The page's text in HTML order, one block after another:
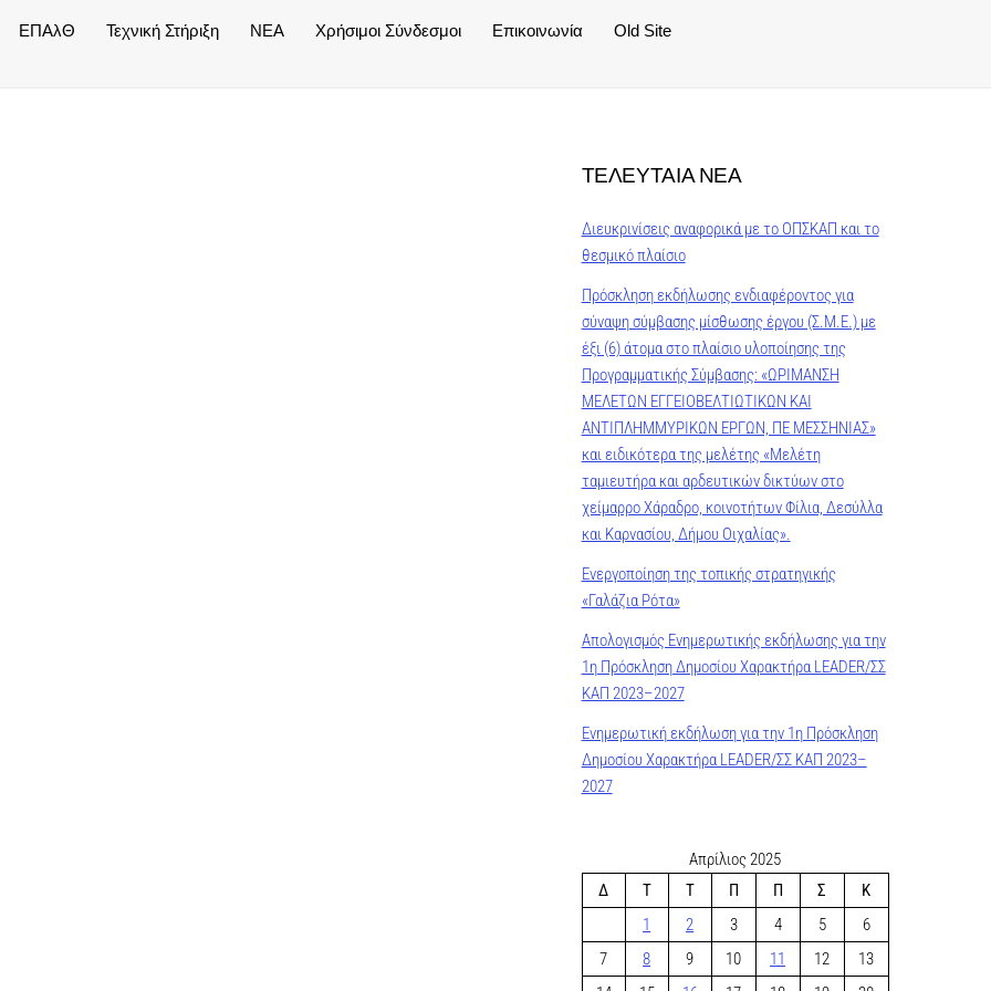
ΕΠΑλΘ Τεχνική Στήριξη NEA Χρήσιμοι Σύνδεσμοι Επικοινωνία Old Site
ΤΕΛΕΥΤΑΙΑ ΝΕΑ
Διευκρινίσεις αναφορικά με το ΟΠΣΚΑΠ και το
θεσμικό πλαίσιο
Πρόσκληση εκδήλωσης ενδιαφέροντος για
σύναψη σύμβασης μίσθωσης έργου (Σ.Μ.Ε.) με
έξι (6) άτομα στο πλαίσιο υλοποίησης της
Προγραμματικής Σύμβασης: «ΩΡΙΜΑΝΣΗ
ΜΕΛΕΤΩΝ ΕΓΓΕΙΟΒΕΛΤΙΩΤΙΚΩΝ ΚΑΙ
ΑΝΤΙΠΛΗΜΜΥΡΙΚΩΝ ΕΡΓΩΝ, ΠΕ ΜΕΣΣΗΝΙΑΣ»
και ειδικότερα της μελέτης «Μελέτη
ταμιευτήρα και αρδευτικών δικτύων στο
χείμαρρο Χάραδρο, κοινοτήτων Φίλια, Δεσύλλα
και Καρνασίου, Δήμου Οιχαλίας».
Ενεργοποίηση της τοπικής στρατηγικής
«Γαλάζια Ρότα»
Απολογισμός Ενημερωτικής εκδήλωσης για την
1η Πρόσκληση Δημοσίου Χαρακτήρα LEADER/ΣΣ
ΚΑΠ 2023–2027
Ενημερωτική εκδήλωση για την 1η Πρόσκληση
Δημοσίου Χαρακτήρα LEADER/ΣΣ ΚΑΠ 2023–
2027
Απρίλιος 2025
Δ
Τ Τ Π Π Σ
Κ
1
2 3 4 5
6
7
8 9 10 11 12
13